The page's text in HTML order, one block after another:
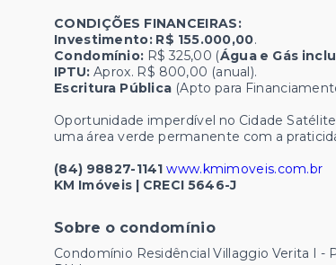
CONDIÇÕES FINANCEIRAS:
Investimento: R$ 155.000,00.
Condomínio: R$ 325,00 (Água e Gás
IPTU: Aprox. R$ 800,00 (anual).
Escritura Pública (Apto para
Oportunidade imperdível no Cidade
uma área verde permanente com a
(84) 98827-1141 www.kmimoveis.com.br
KM Imóveis | CRECI 5646-J
Sobre o condomínio
Condomínio Residêncial Villaggio Verita I -